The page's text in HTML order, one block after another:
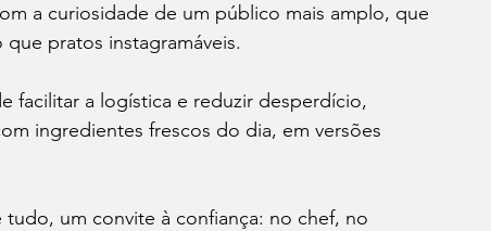
a curiosidade de um público mais amplo, que
pratos instagramáveis.
facilitar a logística e reduzir desperdício,
ingredientes frescos do dia, em versões
um convite à confiança: no chef, no